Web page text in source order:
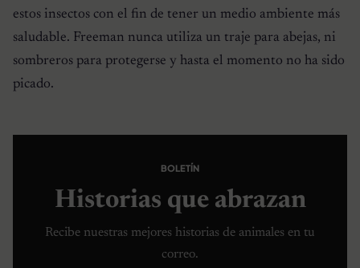
estos insectos con el fin de tener un medio ambiente más
saludable. Freeman nunca utiliza un traje para abejas, ni
sombreros para protegerse y hasta el momento no ha sido
picado.
BOLETÍN
Historias que abrazan
Recibe nuestras mejores historias de animales en tu
correo.